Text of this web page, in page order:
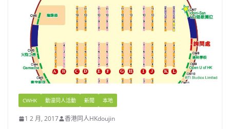
CWHK 動漫同人活動 新聞 本地
1 2 月, 2017 香港同人HKdoujin